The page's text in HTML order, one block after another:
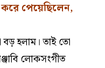
পেয়েছিলেন,
বড় হলাম। তাই তো
লোকসংগীত